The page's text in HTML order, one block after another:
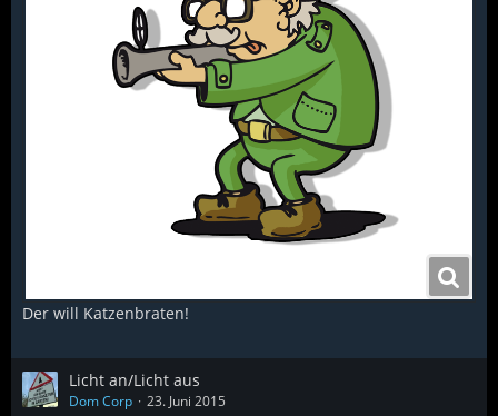
Der will Katzenbraten!
Licht an/Licht aus
Dom Corp 23. Juni 2015